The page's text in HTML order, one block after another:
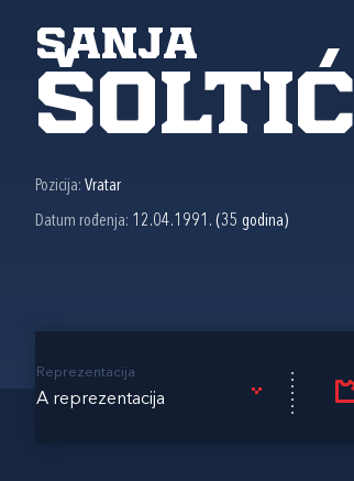
Sanja
Šoltić
Pozicija: Vratar
Datum rođenja: 12.04.1991. (35 godina)
Reprezentacija
A reprezentacija